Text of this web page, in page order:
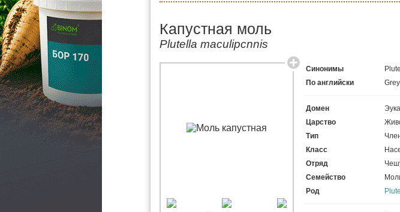
Капустная моль
Plutella maculipcnnis
Синонимы
По английски
Домен
Царство
Тип
Класс
Отряд
Семейство
Род